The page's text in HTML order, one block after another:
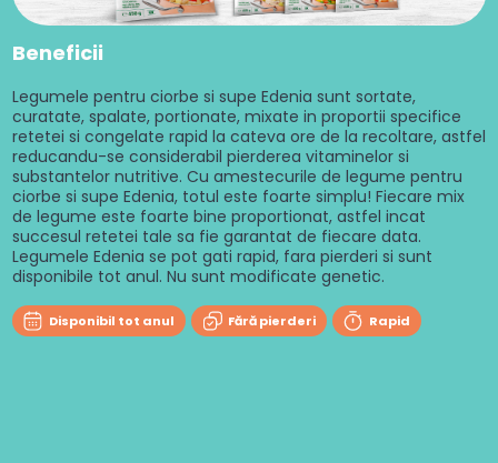
Beneficii
Legumele pentru ciorbe si supe Edenia sunt sortate,
curatate, spalate, portionate, mixate in proportii specifice
retetei si congelate rapid la cateva ore de la recoltare, astfel
reducandu-se considerabil pierderea vitaminelor si
substantelor nutritive. Cu amestecurile de legume pentru
ciorbe si supe Edenia, totul este foarte simplu! Fiecare mix
de legume este foarte bine proportionat, astfel incat
succesul retetei tale sa fie garantat de fiecare data.
Legumele Edenia se pot gati rapid, fara pierderi si sunt
disponibile tot anul. Nu sunt modificate genetic.
Disponibil tot anul Fără pierderi Rapid